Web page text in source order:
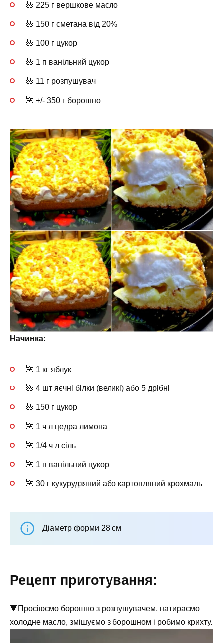
🌺 225 г вершкове масло
🌺 150 г сметана від 20%
🌺 100 г цукор
🌺 1 п ванільний цукор
🌺 11 г розпушувач
🌺 +/- 350 г борошно
Начинка:
🌺 1 кг яблук
🌺 4 шт яєчні білки (великі) або 5 дрібні
🌺 150 г цукор
🌺 1 ч л цедра лимона
🌺 1/4 ч л сіль
🌺 1 п ванільний цукор
🌺 30 г кукурудзяний або картопляний крохмаль
Діаметр форми 28 см
Рецепт приготування:
🔻Просіюємо борошно з розпушувачем, натираємо
холодне масло, змішуємо з борошном і робимо крихту.